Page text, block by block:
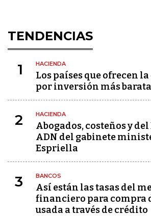
TENDENCIAS
1 HACIENDA
Los países que ofrecen
por inversión más
2 HACIENDA
Abogados, costeños y
ADN del gabinete
Espriella
3 BANCOS
Así están las tasas del
financiero para compra
usada a través de crédito